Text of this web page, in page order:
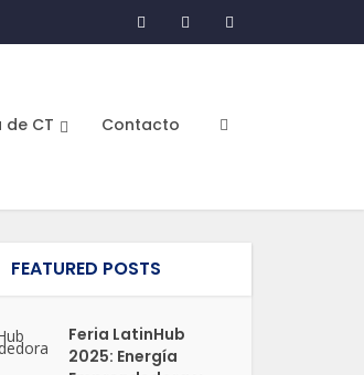
CT Contacto
FEATURED POSTS
Feria LatinHub
2025: Energía